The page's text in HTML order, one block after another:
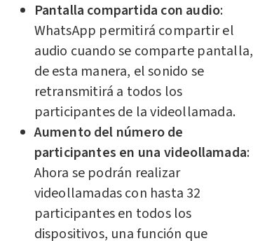
Pantalla compartida con audio:
WhatsApp permitirá compartir el
audio cuando se comparte pantalla,
de esta manera, el sonido se
retransmitirá a todos los
participantes de la videollamada.
Aumento del número de
participantes en una videollamada:
Ahora se podrán realizar
videollamadas con hasta 32
participantes en todos los
dispositivos, una función que